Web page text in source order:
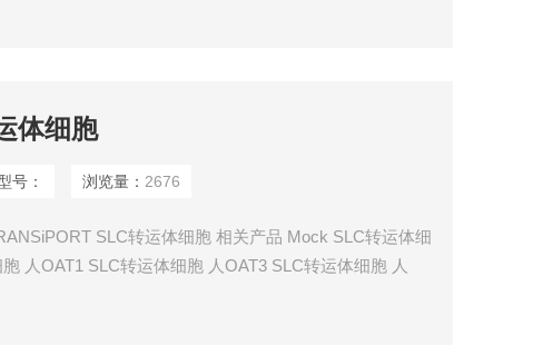
体细胞
号： 浏览量： 2676
SLC转运体细胞 相关产品 Mock SLC转运体细
人OAT1 SLC转运体细胞 人OAT3 SLC转运体细胞 人
SLC转运体细胞